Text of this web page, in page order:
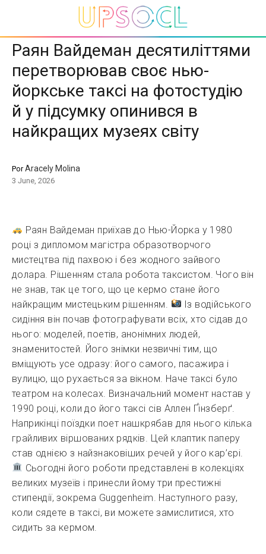
Раян Вайдеман десятиліттями
перетворював своє нью-
йоркське таксі на фотостудію
й у підсумку опинився в
найкращих музеях світу
PorAracely Molina
3 June, 2026
Раян Вайдеман приїхав до Нью-Йорка у 1980
році з дипломом магістра образотворчого
мистецтва під пахвою і без жодного зайвого
долара. Рішенням стала робота таксистом. Чого він
не знав, так це того, що це кермо стане його
найкращим мистецьким рішенням.
Із водійського
сидіння він почав фотографувати всіх, хто сідав до
нього: моделей, поетів, анонімних людей,
знаменитостей. Його знімки незвичні тим, що
вміщують усе одразу: його самого, пасажира і
вулицю, що рухається за вікном. Наче таксі було
театром на колесах. Визначальний момент настав у
1990 році, коли до його таксі сів Аллен Ґінзберґ.
Наприкінці поїздки поет нашкрябав для нього кілька
грайливих віршованих рядків. Цей клаптик паперу
став однією з найзнаковіших речей у його кар’єрі.
Сьогодні його роботи представлені в колекціях
великих музеїв і принесли йому три престижні
стипендії, зокрема Guggenheim. Наступного разу,
коли сядете в таксі, ви можете замислитися, хто
сидить за кермом.